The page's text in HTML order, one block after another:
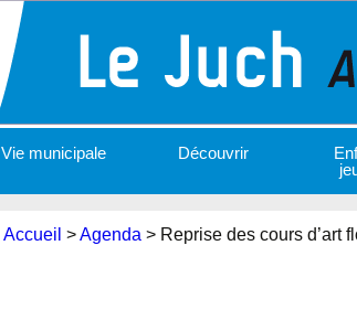
Vie municipale Découvrir
Accueil >Agenda > Reprise des cours d’art